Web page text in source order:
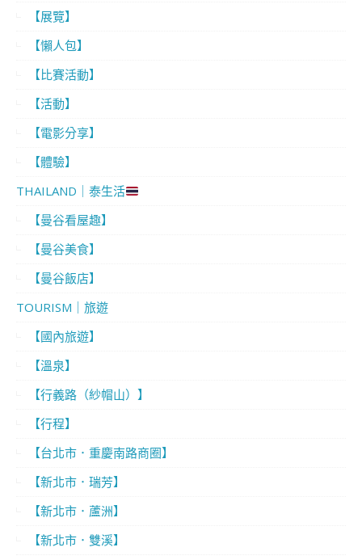
【展覽】
【懶人包】
【比賽活動】
【活動】
【電影分享】
【體驗】
THAILAND｜泰生活
【曼谷看屋趣】
【曼谷美食】
【曼谷飯店】
TOURISM｜旅遊
【國內旅遊】
【溫泉】
【行義路（紗帽山）】
【行程】
【台北市．重慶南路商圈】
【新北市．瑞芳】
【新北市．蘆洲】
【新北市．雙溪】